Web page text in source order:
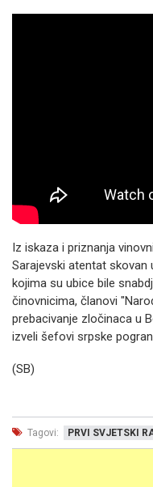
Iz iskaza i priznanja
Sarajevski atentat skovan
kojima su ubice bile
činovnicima, članovi
prebacivanje zločinaca u
izveli šefovi srpske
(SB)
Tagovi: PRVI SVJETSKI